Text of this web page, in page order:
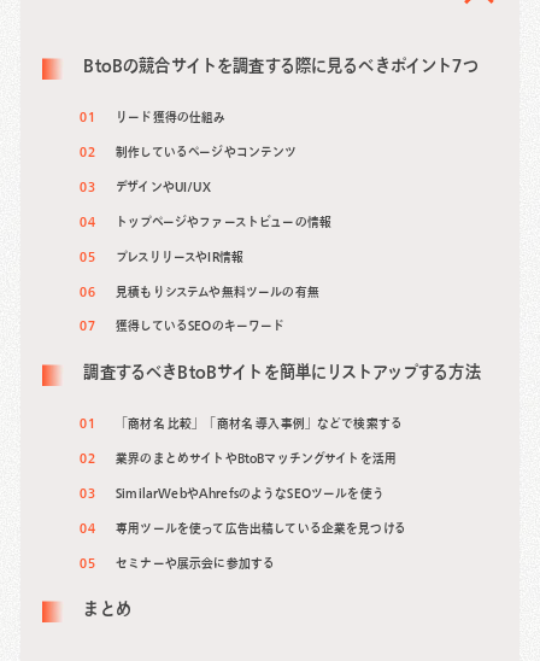
BtoBの競合サイトを調査する際に見るべきポイント7つ
リード獲得の仕組み
制作しているページやコンテンツ
デザインやUI/UX
トップページやファーストビューの情報
プレスリリースやIR情報
見積もりシステムや無料ツールの有無
獲得しているSEOのキーワード
調査するべきBtoBサイトを簡単にリストアップする方法
「商材名 比較」「商材名 導入事例」などで検索する
業界のまとめサイトやBtoBマッチングサイトを活用
SimilarWebやAhrefsのようなSEOツールを使う
専用ツールを使って広告出稿している企業を見つける
セミナーや展示会に参加する
まとめ